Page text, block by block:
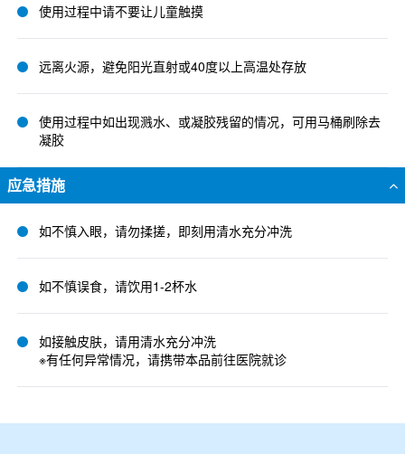
使用过程中请不要让儿童触摸
远离火源，避免阳光直射或40度以上高温处存放
使用过程中如出现溅水、或凝胶残留的情况，可用马桶刷除去
凝胶
应急措施
如不慎入眼，请勿揉搓，即刻用清水充分冲洗
如不慎误食，请饮用1-2杯水
如接触皮肤，请用清水充分冲洗
※有任何异常情况，请携带本品前往医院就诊